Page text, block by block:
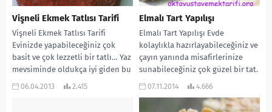
Vişneli Ekmek Tatlısı Tarifi
Vişneli Ekmek Tatlısı Tarifi
Evinizde yapabileceğiniz çok
basit ve çok lezzetli bir tatlı… Yaz
mevsiminde oldukça iyi giden bu
tatlı...
06.04.2013 2.415
Elmalı Tart Yapılışı
Elmalı Tart Yapılışı Evde
kolaylıkla hazırlayabileceğiniz ve
çayın yanında misafirlerinize
sunabileceğiniz çok güzel bir tat.
Emin olun yedikten sonra
07.11.2014 4.666